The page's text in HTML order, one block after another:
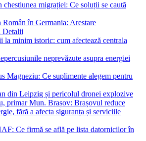
migrației: Ce soluții se caută
Român în Germania: Arestare
Detalii
minim istoric: cum afectează centrala
neprevăzute asupra energiei
Magneziu: Ce suplimente alegem pentru
din Leipzig și pericolul dronei explozive
primar Mun. Brașov: Brașovul reduce
fără a afecta siguranța și serviciile
Ce firmă se află pe lista datornicilor în